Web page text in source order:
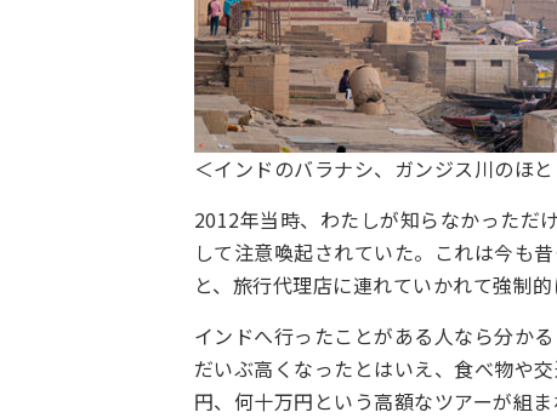
＜インドのバラナシ、ガンジス川のほ
2012年当時、わたしが知らなかっただ
して注意喚起されていた。これは今も
と、旅行代理店に連れていかれて強制
インドへ行ったことがある人なら分か
だいぶ高くなったとはいえ、食べ物や
円、何十万円という高額なツアーが組